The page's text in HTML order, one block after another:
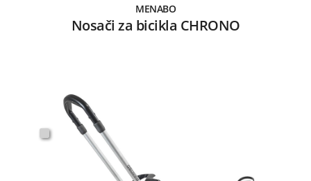
MENABO
Nosači za bicikla CHRONO